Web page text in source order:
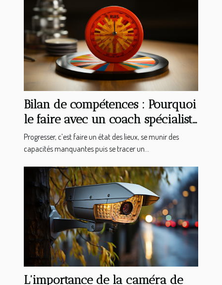
Bilan de compétences : Pourquoi
le faire avec un coach spécialiste
en bilan d’orientation ?
Progresser, c’est faire un état des lieux, se munir des
capacités manquantes puis se tracer un...
L'importance de la caméra de